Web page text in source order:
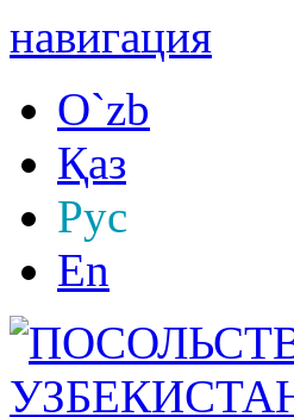
навигация
O`zb
Қаз
Рус
En